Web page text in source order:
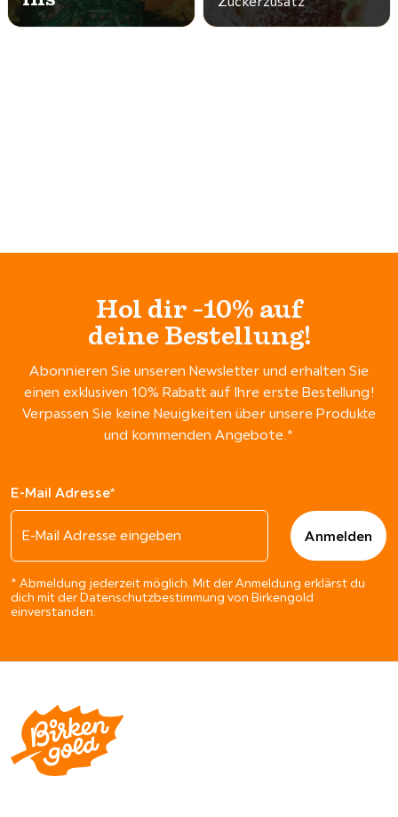
Hol dir -10% auf
deine Bestellung!
Abonnieren Sie unseren Newsletter und erhalten Sie
einen exklusiven 10% Rabatt auf Ihre erste Bestellung!
Verpassen Sie keine Neuigkeiten über unsere Produkte
und kommenden Angebote.*
E-Mail Adresse*
* Abmeldung jederzeit möglich. Mit der Anmeldung erklärst du
dich mit der Datenschutzbestimmung von Birkengold
einverstanden.